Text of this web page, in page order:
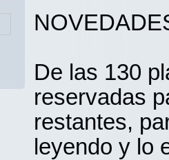
De las 130
reservadas
restantes,
leyendo y lo